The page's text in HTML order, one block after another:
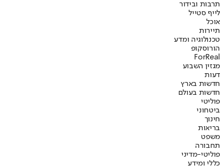
תרבות ובידור
לייף סטייל
אוכל
תיירות
טכנולוגיה ומדע
הורוסקופ
ForReal
מגזין השבוע
דעות
חדשות בארץ
חדשות בעולם
פוליטי
ביטחוני
חינוך
בריאות
משפט
תחבורה
פוליטי-מדיני
כללי ומידע